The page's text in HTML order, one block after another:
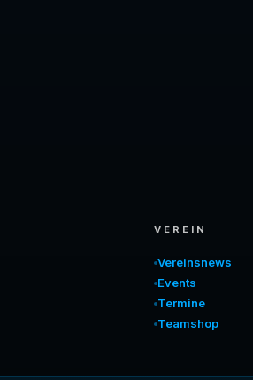
VEREIN
Vereinsnews
Events
Termine
Teamshop